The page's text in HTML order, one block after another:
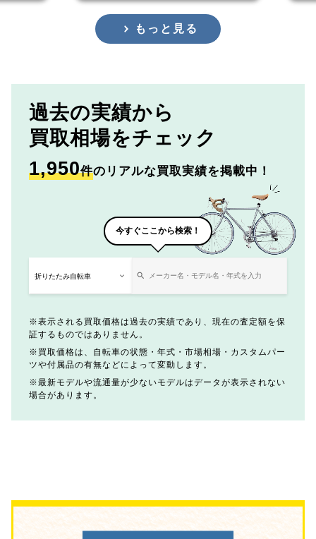
もっと見る
過去の実績から
買取相場をチェック
1,950件のリアルな買取実績を掲載中！
今すぐここから検索！
表示される買取価格は過去の実績であり、現在の査定額を保
証するものではありません。
買取価格は、自転車の状態・年式・市場相場・カスタムパー
ツや付属品の有無などによって変動します。
最新モデルや流通量が少ないモデルはデータが表示されない
場合があります。